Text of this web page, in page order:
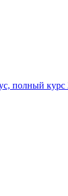
полный курс